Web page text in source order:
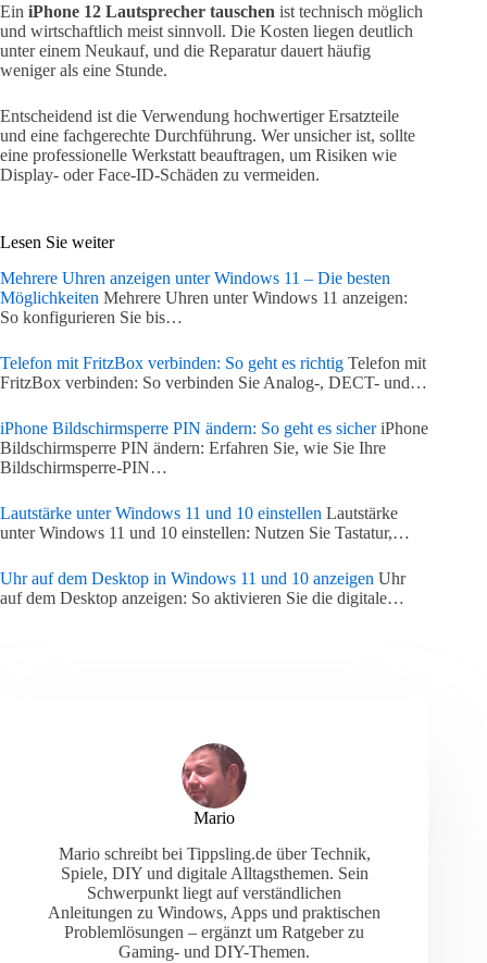
Ein iPhone 12 Lautsprecher tauschen ist technisch möglich
und wirtschaftlich meist sinnvoll. Die Kosten liegen deutlich
unter einem Neukauf, und die Reparatur dauert häufig
weniger als eine Stunde.
Entscheidend ist die Verwendung hochwertiger Ersatzteile
und eine fachgerechte Durchführung. Wer unsicher ist, sollte
eine professionelle Werkstatt beauftragen, um Risiken wie
Display- oder Face-ID-Schäden zu vermeiden.
Lesen Sie weiter
Mehrere Uhren anzeigen unter Windows 11 – Die besten
Möglichkeiten Mehrere Uhren unter Windows 11 anzeigen:
So konfigurieren Sie bis…
Telefon mit FritzBox verbinden: So geht es richtig Telefon mit
FritzBox verbinden: So verbinden Sie Analog-, DECT- und…
iPhone Bildschirmsperre PIN ändern: So geht es sicheriPhone
Bildschirmsperre PIN ändern: Erfahren Sie, wie Sie Ihre
Bildschirmsperre-PIN…
Lautstärke unter Windows 11 und 10 einstellen Lautstärke
unter Windows 11 und 10 einstellen: Nutzen Sie Tastatur,…
Uhr auf dem Desktop in Windows 11 und 10 anzeigen Uhr
auf dem Desktop anzeigen: So aktivieren Sie die digitale…
Mario
Mario schreibt bei Tippsling.de über Technik,
Spiele, DIY und digitale Alltagsthemen. Sein
Schwerpunkt liegt auf verständlichen
Anleitungen zu Windows, Apps und praktischen
Problemlösungen – ergänzt um Ratgeber zu
Gaming- und DIY-Themen.